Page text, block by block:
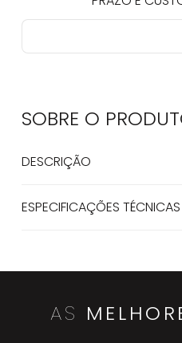
SOBRE O
DESCRIÇÃO
ESPECIFICAÇÕES TÉCNICAS
AS